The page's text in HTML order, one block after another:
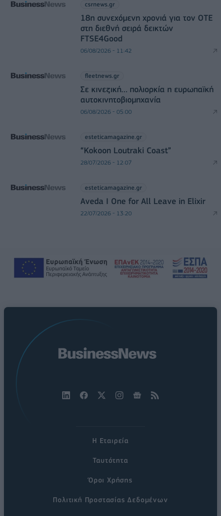
csrnews.gr
18η συνεχόμενη χρονιά για τον ΟΤΕ
στη διεθνή σειρά δεικτών
FTSE4Good
06/08/2026 - 11:42
fleetnews.gr
Σε κινεζική… πολιορκία η ευρωπαϊκή
αυτοκινητοβιομηχανία
06/08/2026 - 05:00
esteticamagazine.gr
“Kokoon Loutraki Coast”
28/07/2026 - 12:07
esteticamagazine.gr
Aveda I One for All Leave in Elixir
22/07/2026 - 13:20
Η Εταιρεία
Ταυτότητα
Όροι Χρήσης
Πολιτική Προστασίας Δεδομένων